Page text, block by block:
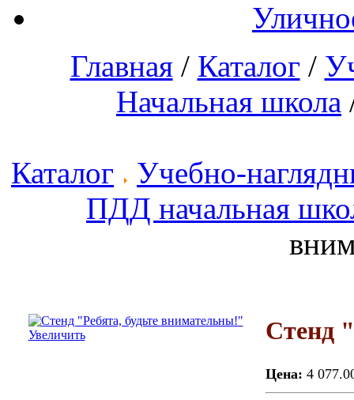
Главная/ Каталог /
Начальная школа
Каталог
Учебно-
ПДД начальная
Увеличить Стенд
Цена: 4